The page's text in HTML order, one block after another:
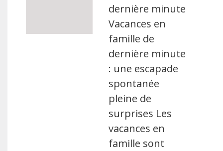
dernière minute
Vacances en
famille de
dernière minute
: une escapade
spontanée
pleine de
surprises Les
vacances en
famille sont